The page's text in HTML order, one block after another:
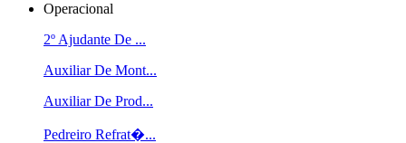
Operacional
2º Ajudante De ...
Auxiliar De Mont...
Auxiliar De Prod...
Pedreiro Refrat�...